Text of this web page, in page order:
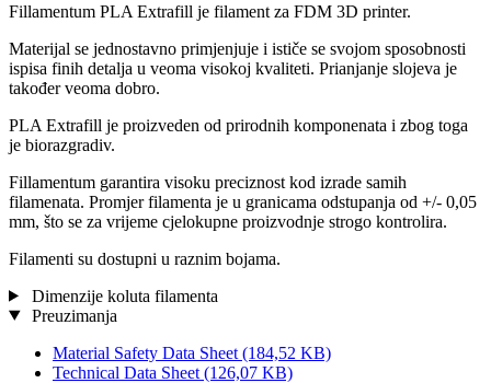
Fillamentum PLA Extrafill je filament za FDM 3D printer.
Materijal se jednostavno primjenjuje i ističe se svojom sposobnosti
ispisa finih detalja u veoma visokoj kvaliteti. Prianjanje slojeva je
također veoma dobro.
PLA Extrafill je proizveden od prirodnih komponenata i zbog toga
je biorazgradiv.
Fillamentum garantira visoku preciznost kod izrade samih
filamenata. Promjer filamenta je u granicama odstupanja od +/- 0,05
mm, što se za vrijeme cjelokupne proizvodnje strogo kontrolira.
Filamenti su dostupni u raznim bojama.
Dimenzije koluta filamenta
Preuzimanja
Material Safety Data Sheet (184,52 KB)
Technical Data Sheet (126,07 KB)